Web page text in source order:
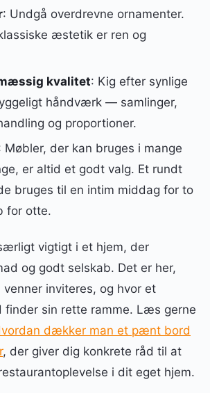
: Undgå overdrevne ornamenter.
æstetik er ren og
kvalitet: Kig efter synlige
håndværk — samlinger,
og proportioner.
Møbler, der kan bruges i mange
er altid et godt valg. Et rundt
bruges til en intim middag for to
for otte.
vigtigt i et hjem, der
og godt selskab. Det er her,
inviteres, og hvor et
finder sin rette ramme. Læs gerne
dækker man et pænt bord
, der giver dig konkrete råd til at
i dit eget hjem.